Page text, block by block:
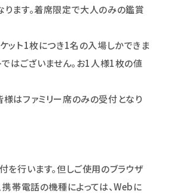
ます。着席限定で大人のみの鑑賞
ット1枚につき1名の入場しかできま
ではございません。お1人様1枚の値
はファミリー席のみの受付となり
を行います。但しご使用のブラウザ
携帯電話の機種によっては、Webに